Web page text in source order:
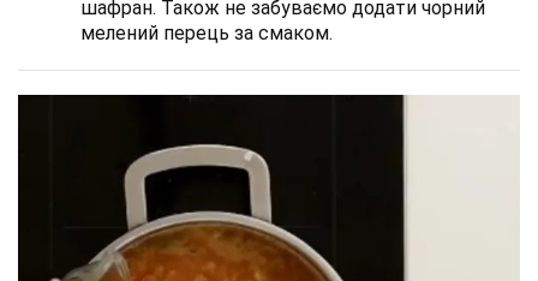
шафран. Також не забуваємо додати чорний
мелений перець за смаком.